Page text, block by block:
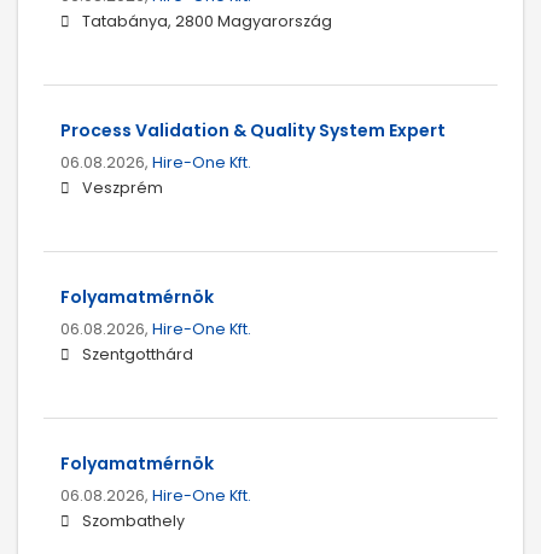
Tatabánya, 2800 Magyarország
Process Validation & Quality System Expert
06.08.2026, Hire-One Kft.
Veszprém
Folyamatmérnök
06.08.2026, Hire-One Kft.
Szentgotthárd
Folyamatmérnök
06.08.2026, Hire-One Kft.
Szombathely